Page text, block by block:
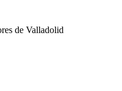
de Valladolid